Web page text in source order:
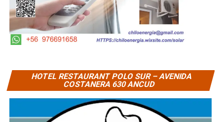
HOTEL RESTAURANT POLO SUR – AVENIDA
COSTANERA 630 ANCUD